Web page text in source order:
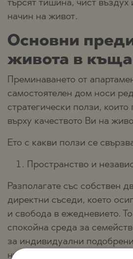
търсят тишина, чист
начин на живот.
Основни
живота в къща
Преминаването от
самостоятелен дом носи
стратегически ползи, които
върху качеството Ви на
Ето с какви ползи се
Пространство и
Разполагате със собствен
директни съседи, което
и свобода в ежедневието.
спокойна среда за
за индивидуални
нужди.